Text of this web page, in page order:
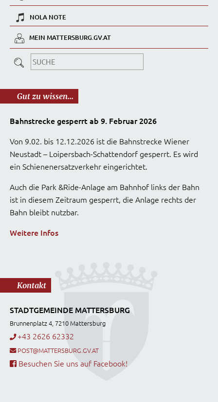
NOLA NOTE
MEIN MATTERSBURG.GV.AT
Gut zu wissen...
Bahnstrecke gesperrt ab 9. Februar 2026
Von 9.02. bis 12.12.2026 ist die Bahnstrecke Wiener
Neustadt – Loipersbach-Schattendorf gesperrt. Es wird
ein Schienenersatzverkehr eingerichtet.
Auch die Park &Ride-Anlage am Bahnhof links der Bahn
ist in diesem Zeitraum gesperrt, die Anlage rechts der
Bahn bleibt nutzbar.
Weitere Infos
Kontakt
STADTGEMEINDE MATTERSBURG
Brunnenplatz 4, 7210 Mattersburg
+43 2626 62332
POST@MATTERSBURG.GV.AT
Besuchen Sie uns auf Facebook!